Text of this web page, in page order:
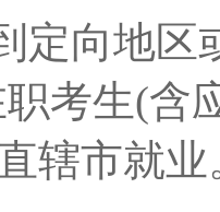
定向地
考生(含
辖市就业